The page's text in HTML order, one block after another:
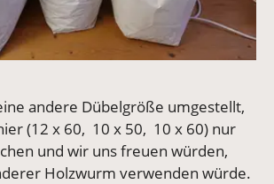
andere Dübelgröße umgestellt,
(12 x 60, 10 x 50, 10 x 60) nur
und wir uns freuen würden,
Holzwurm verwenden würde.